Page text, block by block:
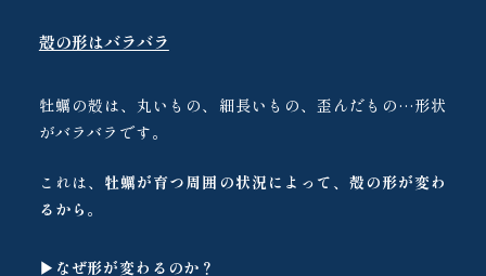
殻の形はバラバラ
牡蠣の殻は、丸いもの、細長いもの、歪んだもの…形状
がバラバラです。
これは、 牡蠣が育つ周囲の状況によって、殻の形が変わ
るから 。
▶︎ なぜ形が変わるのか？